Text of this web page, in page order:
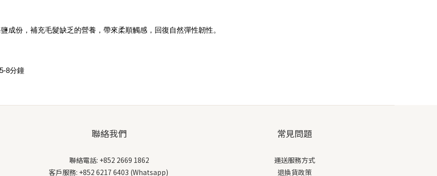
成份，補充毛髮缺乏的營養，帶來柔順觸感，回復自然彈性韌性。
8分鐘
聯絡我們
聯絡電話: +852 2669 1862
客戶服務: +852 6217 6403 (Whatsapp)
常見問題
運送服務方式
退換貨政策